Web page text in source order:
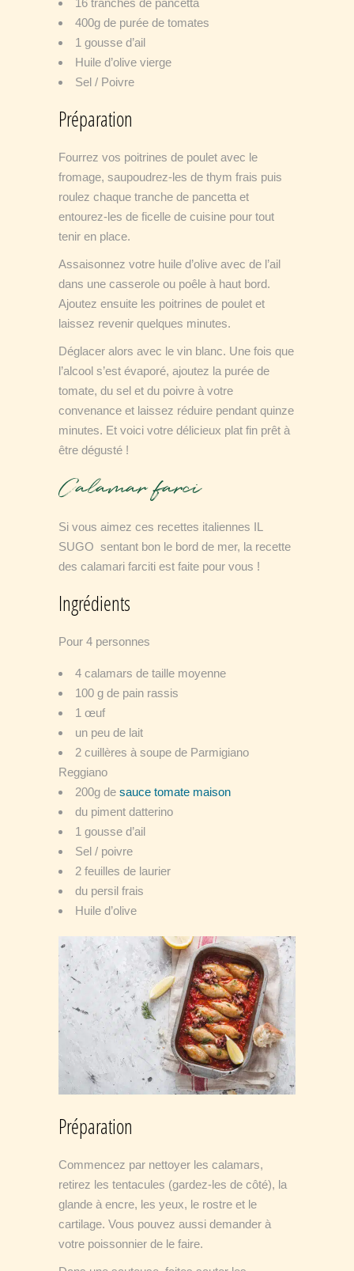
16 tranches de pancetta
400g de purée de tomates
1 gousse d’ail
Huile d’olive vierge
Sel / Poivre
Préparation
Fourrez vos poitrines de poulet avec le
fromage, saupoudrez-les de thym frais puis
roulez chaque tranche de pancetta et
entourez-les de ficelle de cuisine pour tout
tenir en place.
Assaisonnez votre huile d’olive avec de l’ail
dans une casserole ou poêle à haut bord.
Ajoutez ensuite les poitrines de poulet et
laissez revenir quelques minutes.
Déglacer alors avec le vin blanc. Une fois que
l’alcool s’est évaporé, ajoutez la purée de
tomate, du sel et du poivre à votre
convenance et laissez réduire pendant quinze
minutes. Et voici votre délicieux plat fin prêt à
être dégusté !
Calamar farci
Si vous aimez ces recettes italiennes IL
SUGO sentant bon le bord de mer, la recette
des calamari farciti est faite pour vous !
Ingrédients
Pour 4 personnes
4 calamars de taille moyenne
100 g de pain rassis
1 œuf
un peu de lait
2 cuillères à soupe de Parmigiano
Reggiano
200g de sauce tomate maison
du piment datterino
1 gousse d’ail
Sel / poivre
2 feuilles de laurier
du persil frais
Huile d’olive
Préparation
Commencez par nettoyer les calamars,
retirez les tentacules (gardez-les de côté), la
glande à encre, les yeux, le rostre et le
cartilage. Vous pouvez aussi demander à
votre poissonnier de le faire.